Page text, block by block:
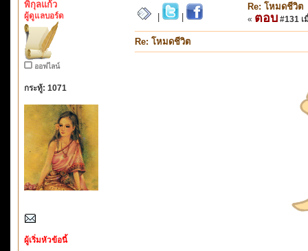
พิกุลแก้ว
ผู้ดูแลบอร์ด
ออฟไลน์
กระทู้: 1071
ผู้เริ่มหัวข้อนี้
Re: โหมดชีวิต
« ตอบ #131 เ
Re: โหมดชีวิต